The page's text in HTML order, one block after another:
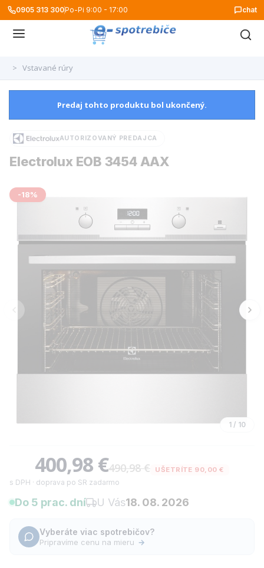
0905 313 300Po-Pi 9:00 - 17:00 chat
> Vstavané rúry
Predaj tohto produktu bol ukončený.
-18%
1 / 10
AUTORIZOVANÝ PREDAJCA
Electrolux EOB 3454 AAX
400,98 €490,98 € UŠETRÍTE 90,00 €
s DPH · doprava po SR zadarmo
Do 5 prac. dní U Vás18. 08. 2026
Vyberáte viac spotrebičov?
Pripravíme cenu na mieru →